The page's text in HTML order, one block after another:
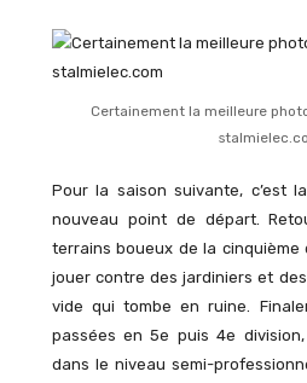
Certainement la meilleure
Pour la saison suivante, c’est
nouveau point de départ.
terrains boueux de la cinquième
jouer contre des jardiniers et
vide qui tombe en ruine.
passées en 5e puis 4e
dans le niveau semi-